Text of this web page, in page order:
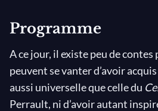
IV. Avancez ! Reculez !
IV. Marche des
IV. Posez dans son écrin
Programme
A ce jour, il existe peu de
peuvent se vanter d’avoir
aussi universelle que celle du
Perrault, ni d’avoir autant